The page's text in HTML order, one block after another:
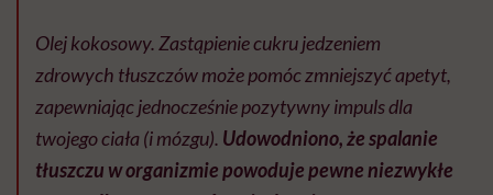
Olej kokosowy. Zastąpienie cukru jedzeniem
zdrowych tłuszczów może pomóc zmniejszyć apetyt,
zapewniając jednocześnie pozytywny impuls dla
twojego ciała (i mózgu). Udowodniono, że spalanie
tłuszczu w organizmie powoduje pewne niezwykłe